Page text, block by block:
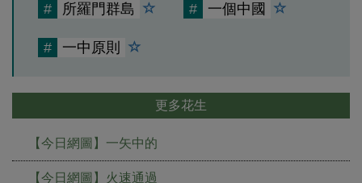
# 所羅門群島 # 一個中國
# 一中原則
更多花生
【今日網圖】一矢中的
【今日網圖】火速通過